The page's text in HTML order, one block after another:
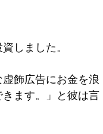
しました。
飾広告にお金を浪
ます。」と彼は言